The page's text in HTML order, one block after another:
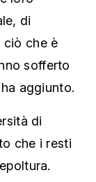
di
ciò che è
sofferto
aggiunto.
di
che i resti